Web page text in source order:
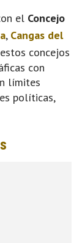
el Concejo
, Cangas del
concejos
con
límites
políticas,